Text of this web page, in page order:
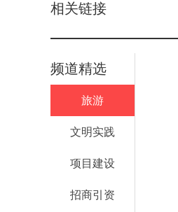
相关链接
频道精选
旅游
文明实践
项目建设
招商引资